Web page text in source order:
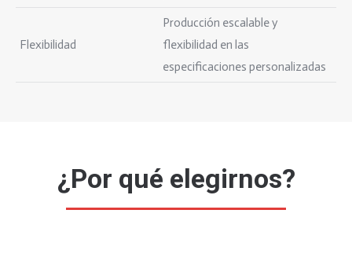
Flexibilidad
Producción escalable y
flexibilidad en las
especificaciones personalizadas
¿Por qué elegirnos?